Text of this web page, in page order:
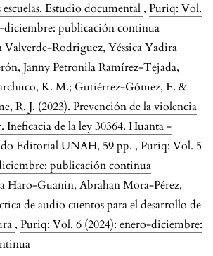
Estudio documental , Puriq: Vol.
diciembre: publicación continua
Rodriguez, Yéssica Yadira
Janny Petronila Ramírez-Tejada,
K. M.; Gutiérrez-Gómez, E. &
R. J. (2023). Prevención de la violencia
Ineficacia de la ley 30364. Huanta -
Editorial UNAH, 59 pp. , Puriq: Vol. 5
publicación continua
Haro-Guanin, Abrahan Mora-Pérez,
de audio cuentos para el desarrollo de
, Puriq: Vol. 6 (2024): enero-diciembre: